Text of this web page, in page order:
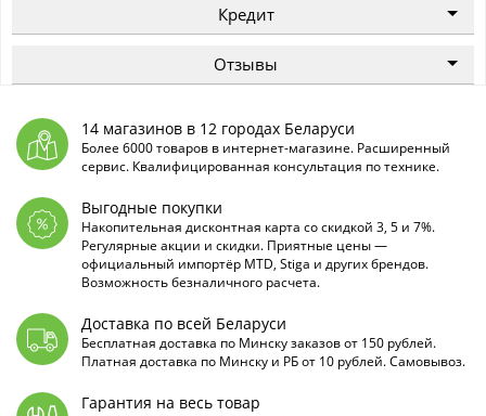
Кредит
Отзывы
14 магазинов в 12 городах Беларуси
Более 6000 товаров в интернет-магазине. Расширенный
сервис. Квалифицированная консультация по технике.
Выгодные покупки
Накопительная дисконтная карта со скидкой 3, 5 и 7%.
Регулярные акции и скидки. Приятные цены —
официальный импортёр MTD, Stiga и других брендов.
Возможность безналичного расчета.
Доставка по всей Беларуси
Бесплатная доставка по Минску заказов от 150 рублей.
Платная доставка по Минску и РБ от 10 рублей. Самовывоз.
Гарантия на весь товар